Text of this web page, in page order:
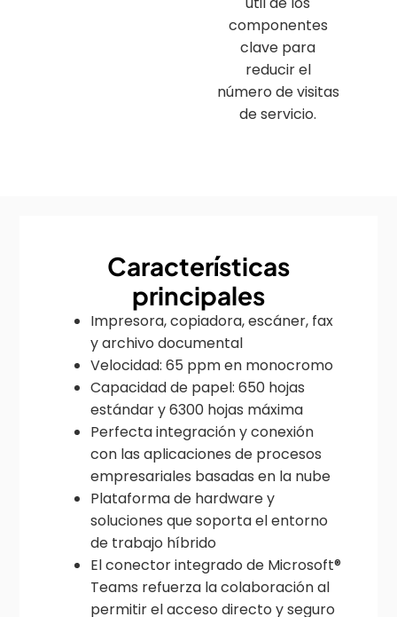
componentes
clave para
reducir el
número de visitas
de servicio.
Características
principales
Impresora, copiadora, escáner, fax
y archivo documental
Velocidad: 65 ppm en monocromo
Capacidad de papel: 650 hojas
estándar y 6300 hojas máxima
Perfecta integración y conexión
con las aplicaciones de procesos
empresariales basadas en la nube
Plataforma de hardware y
soluciones que soporta el entorno
de trabajo híbrido
El conector integrado de Microsoft®
Teams refuerza la colaboración al
permitir el acceso directo y seguro